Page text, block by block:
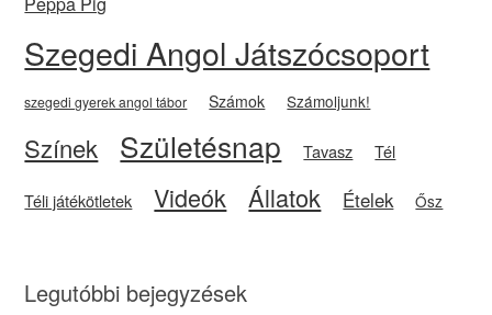
Szegedi Angol Játszócsoport
szegedi gyerek angol tábor Számok Számoljunk!
Színek Születésnap Tavasz Tél
Téli játékötletek Videók Állatok Ételek Ősz
Legutóbbi bejegyzések